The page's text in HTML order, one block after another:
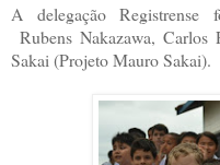
A delegação Registrense
Rubens Nakazawa, Carlos
Sakai (Projeto Mauro Sakai).